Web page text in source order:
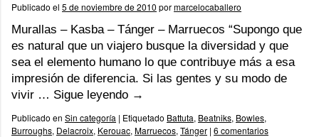
Publicado el 5 de noviembre de 2010 pormarcelocaballero
Murallas – Kasba – Tánger – Marruecos “Supongo que
es natural que un viajero busque la diversidad y que
sea el elemento humano lo que contribuye más a esa
impresión de diferencia. Si las gentes y su modo de
vivir … Sigue leyendo →
Publicado en Sin categoría | Etiquetado Battuta, Beatniks, Bowles,
Burroughs, Delacroix, Kerouac, Marruecos, Tánger | 6 comentarios